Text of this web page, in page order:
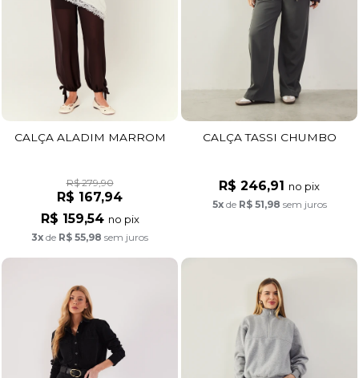
CALÇA ALADIM MARROM
R$ 279,90
R$ 167,94
R$ 159,54 no pix
3x de R$ 55,98 sem juros
CALÇA TASSI CHUMBO
R$ 246,91 no pix
5xde R$ 51,98 sem juros